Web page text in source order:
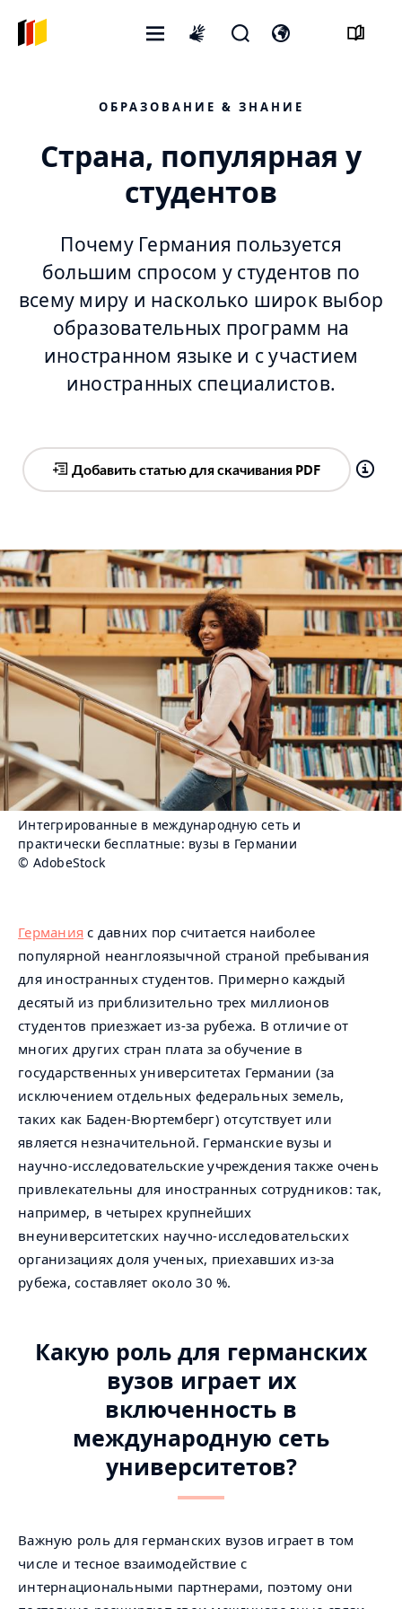
ОБРАЗОВАНИЕ & ЗНАНИЕ
Страна, популярная у
студентов
Почему Германия пользуется
большим спросом у студентов по
всему миру и насколько широк выбор
образовательных программ на
иностранном языке и с участием
иностранных специалистов.
Добавить статью для скачивания PDF
Интегрированные в международную сеть и
практически бесплатные: вузы в Германии
© AdobeStock
Германия с давних пор считается наиболее
популярной неанглоязычной страной пребывания
для иностранных студентов. Примерно каждый
десятый из приблизительно трех миллионов
студентов приезжает из-за рубежа. В отличие от
многих других стран плата за обучение в
государственных университетах Германии (за
исключением отдельных федеральных земель,
таких как Баден-Вюртемберг) отсутствует или
является незначительной. Германские вузы и
научно-исследовательские учреждения также очень
привлекательны для иностранных сотрудников: так,
например, в четырех крупнейших
внеуниверситетских научно-исследовательских
организациях доля ученых, приехавших из-за
рубежа, составляет около 30 %.
Какую роль для германских
вузов играет их
включенность в
международную сеть
университетов?
Важную роль для германских вузов играет в том
числе и тесное взаимодействие с
интернациональными партнерами, поэтому они